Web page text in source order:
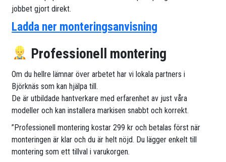
jobbet gjort direkt.
Ladda ner monteringsanvisning
Professionell montering
Om du hellre lämnar över arbetet har vi lokala partners i
Björknäs som kan hjälpa till.
De är utbildade hantverkare med erfarenhet av just våra
modeller och kan installera markisen snabbt och korrekt.
”Professionell montering kostar 299 kr och betalas först när
monteringen är klar och du är helt nöjd. Du lägger enkelt till
montering som ett tillval i varukorgen.